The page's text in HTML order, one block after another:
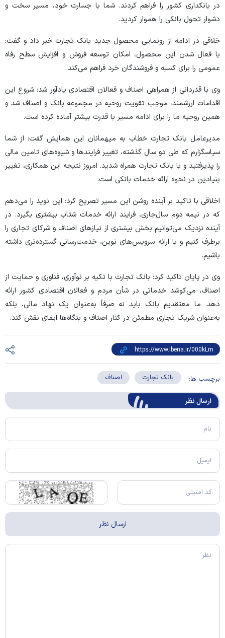
در بانکداری کشور را فراهم کردند. شما با جسارت خود، مسیر سخت و
دشوار تحول بانکی را هموار کردید.
خلاقی در ادامه از رونمایی محصول جدید بانک تجارت خبر داد و گفت:
با فعال شدن این محصول، امکان توسعه فروش و افزایش سطح رفاه
عمومی را برای کسبه و فروشندگان خرد فراهم می‌کند.
وی با قدردانی از همراهی اصناف و فعالان اقتصادی یادآور شد: شروع این
اقدامات ارزشمند، موجب تقویت روحیه در مجموعه بانک و اصناف شد و
همین روحیه ما را برای ادامه مسیر با قدرت بیشتر آماده کرده است.
مدیرعامل بانک تجارت خطاب به میهمانان این همایش گفت: از شما
سپاسگزارم که طی دو سال گذشته، تغییر فرایند‌ها و شیوه‌های تامین مالی
را پذیرفتید و با بانک تجارت همراه شدید. امروز نتیجه این همکاری، تغییر
بنیادین در نحوه ارائه خدمات بانکی است.
اخلاقی با تاکید بر آینده روشن این مسیر تصریح کرد: این نوید را می‌دهم
که در نیمه دوم سال‌جاری، فرایند ارائه خدمات شتاب بیشتری بگیرد. در
آینده نزدیک می‌توانیم بخش بیشتری از نیاز‌های اصناف و شرکای تجاری را
برطرف کنیم و با ارائه سرویس‌های نوین، خدمت‌رسانی گسترده‌تری داشته
باشیم.
وی در پایان تاکید کرد: بانک تجارت با تکیه بر نوآوری، فناوری و حمایت از
اصناف، می‌کوشد خدماتی در شأن مردم و فعالان اقتصادی کشور ارائه
دهد. ما معتقدیم بانک باید نه صرفاً به‌عنوان یک نهاد مالی، بلکه
به‌عنوان شریک تجاری مطمئن در کنار اصناف و بنگاه‌ها ایفای نقش کند.
برچسب ها: بانک تجارت اصناف
ارسال‌ نظر